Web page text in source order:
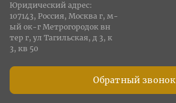
Обратный звонок
Юридический адрес:
107143, Россия, Москва г, м-
ый ок-г Метрогородок вн
тер г, ул Тагильская, д 3, к
3, кв 50